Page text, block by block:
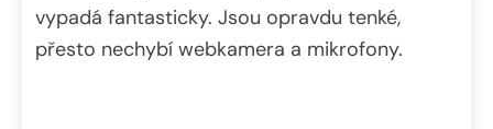
vypadá fantasticky. Jsou opravdu tenké,
přesto nechybí webkamera a mikrofony.